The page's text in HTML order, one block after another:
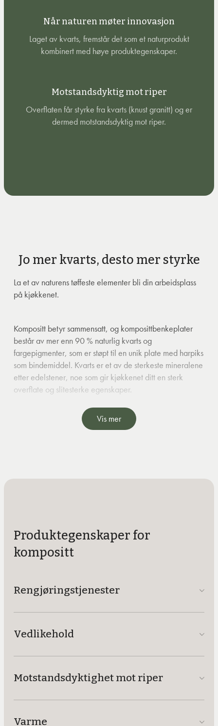
Når naturen møter innovasjon
Laget av kvarts, fremstår det som et naturprodukt
kombinert med høye produktegenskaper.
Motstandsdyktig mot riper
Overflaten får styrke fra kvarts (knust granitt) og er
dermed motstandsdyktig mot riper.
Jo mer kvarts, desto mer styrke
La et av naturens tøffeste elementer bli din arbeidsplass
på kjøkkenet.
Kompositt betyr sammensatt, og komposittbenkeplater
består av mer enn 90 % naturlig kvarts og
fargepigmenter, som er støpt til en unik plate med harpiks
som bindemiddel. Kvarts er et av de sterkeste mineralene
etter edelstener, noe som gir kjøkkenet ditt en sterk
overflate og slitesterke egenskaper.
Det er en kald benkeplate som er praktisk når du skal
Vis mer
Produktegenskaper for
kompositt
Rengjøringstjenester
Vedlikehold
Motstandsdyktighet mot riper
Varme